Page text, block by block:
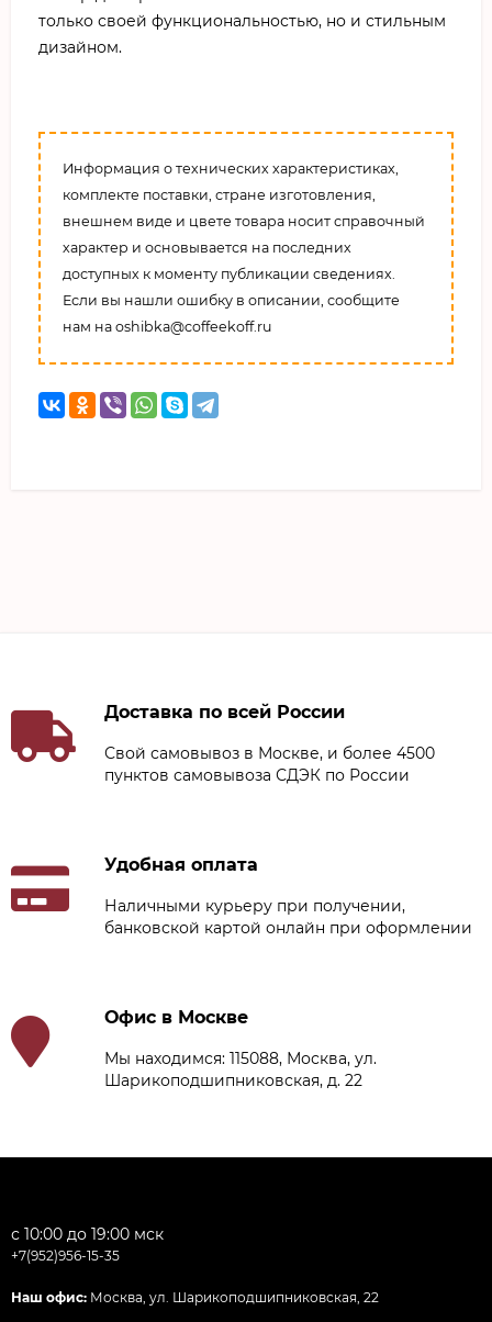
только своей функциональностью, но и стильным
дизайном.
Информация о технических характеристиках,
комплекте поставки, стране изготовления,
внешнем виде и цвете товара носит справочный
характер и основывается на последних
доступных к моменту публикации сведениях.
Если вы нашли ошибку в описании, сообщите
нам на oshibka@coffeekoff.ru
Доставка по всей России
Свой самовывоз в Москве, и более 4500
пунктов самовывоза СДЭК по России
Удобная оплата
Наличными курьеру при получении,
банковской картой онлайн при оформлении
Офис в Москве
Мы находимся: 115088, Москва, ул.
Шарикоподшипниковская, д. 22
с 10:00 до 19:00 мск
+7(952)956-15-35
Наш офис: Москва, ул. Шарикоподшипниковская, 22